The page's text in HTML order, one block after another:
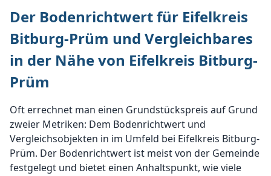
Der Bodenrichtwert für Eifelkreis
Bitburg-Prüm und Vergleichbares
in der Nähe von Eifelkreis Bitburg-
Prüm
Oft errechnet man einen Grundstückspreis auf Grund
zweier Metriken: Dem Bodenrichtwert und
Vergleichsobjekten in im Umfeld bei Eifelkreis Bitburg-
Prüm. Der Bodenrichtwert ist meist von der Gemeinde
festgelegt und bietet einen Anhaltspunkt, wie viele